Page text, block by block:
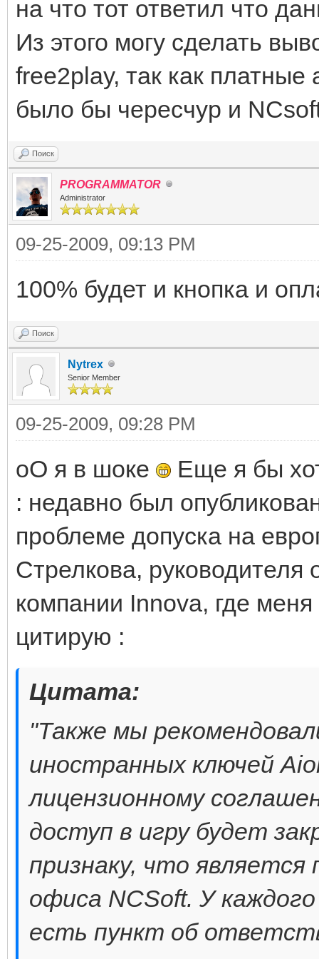
на что тот ответил что
Из этого могу сделать
free2play, так как
было бы чересчур и
Поиск
PROGRAMMATOR
Administrator
09-25-2009, 09:13 PM
100% будет и кнопка и
Поиск
Nytrex
Senior Member
09-25-2009, 09:28 PM
оО я в шоке
Еще я бы
: недавно был
проблеме допуска на
Стрелкова, руководителя
компании Innova, где
цитирую :
Цитата:
"Также мы
иностранных ключей
лицензионному
доступ в игру будет
признаку, что
офиса NCSoft. У
есть пункт об